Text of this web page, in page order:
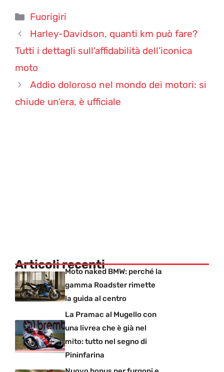
Categorie
Fuorigiri
Harley-Davidson, quanti km può fare?
Tutti i dettagli sull’affidabilità dell’iconica
moto
Addio doloroso nel mondo dei motori: si
chiude un’era, è ufficiale
Articoli recentiMoto naked BMW: perché la
gamma Roadster rimette
la guida al centro
La Pramac al Mugello con
una livrea che è già nel
mito: tutto nel segno di
Pininfarina